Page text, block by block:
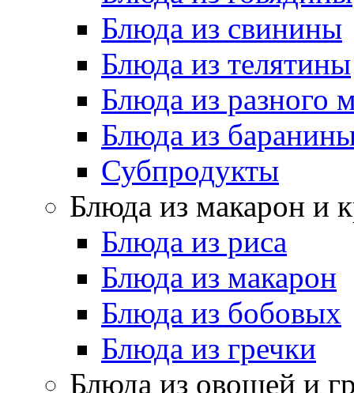
Блюда из свинины
Блюда из телятины
Блюда из разного
Блюда из
Субпродукты
Блюда из макарон и
Блюда из риса
Блюда из макарон
Блюда из бобовых
Блюда из гречки
Блюда из овощей и